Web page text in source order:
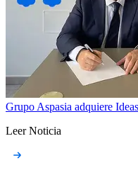
Grupo Aspasia adquiere
Leer Noticia